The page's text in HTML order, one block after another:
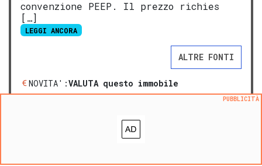
convenzione PEEP. Il prezzo richies
[…]
LEGGI ANCORA
ALTRE FONTI
NOVITA':VALUTA questo immobile
Aggiungi ai preferiti
prezzo medio appartamento in zona OMI D14
prezzo medio trivano in zona OMI D14
PUBBLICITÀ